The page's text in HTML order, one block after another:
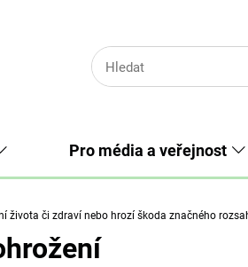
Pro média a veřejnost
života či zdraví nebo hrozí škoda značného